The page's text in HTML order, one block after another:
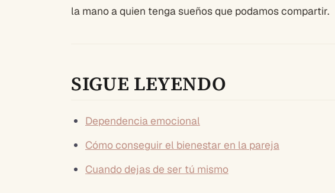
la mano a quien tenga sueños que podamos compartir.
SIGUE LEYENDO
Dependencia emocional
Cómo conseguir el bienestar en la pareja
Cuando dejas de ser tú mismo